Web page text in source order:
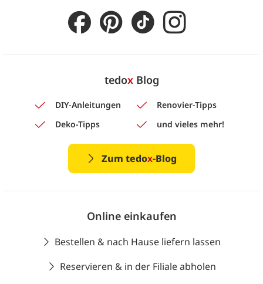
tedoxBlog
DIY-Anleitungen
Renovier-Tipps
Deko-Tipps
und vieles mehr!
Zum tedox-Blog
Online einkaufen
Bestellen & nach Hause liefern lassen
Reservieren & in der Filiale abholen